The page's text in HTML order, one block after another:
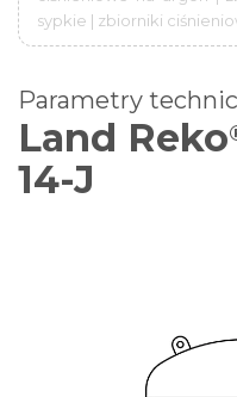
sypkie | zbiorniki
Parametry
Land Reko
14-J